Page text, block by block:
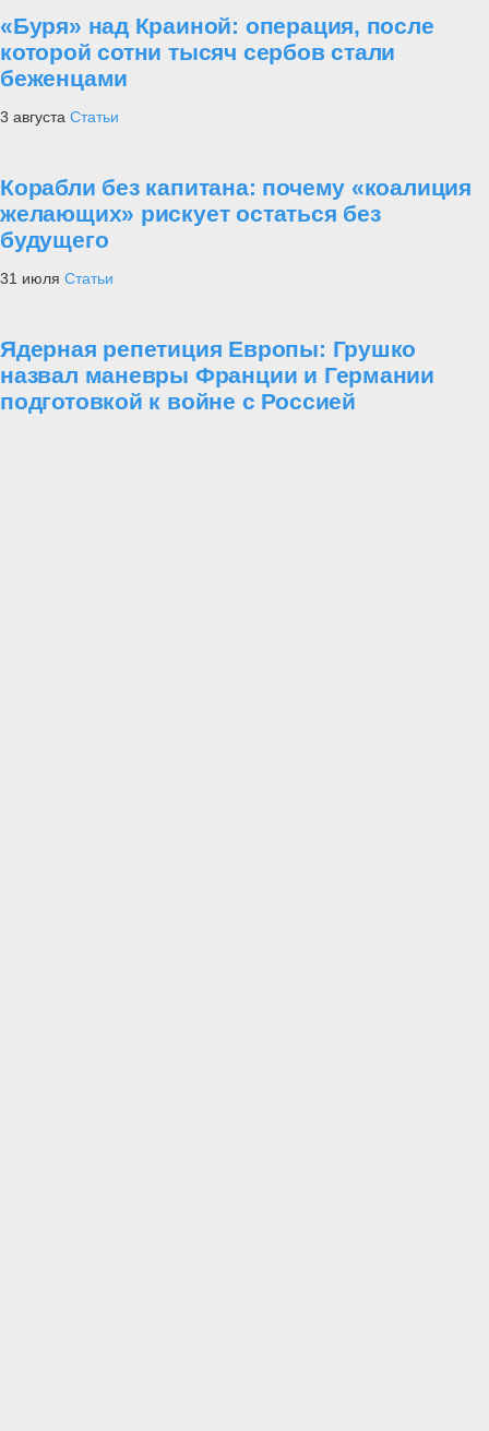
«Буря» над Краиной: операция, после
которой сотни тысяч сербов стали
беженцами
3 августа Статьи
Корабли без капитана: почему «коалиция
желающих» рискует остаться без
будущего
31 июля Статьи
Ядерная репетиция Европы: Грушко
назвал маневры Франции и Германии
подготовкой к войне с Россией